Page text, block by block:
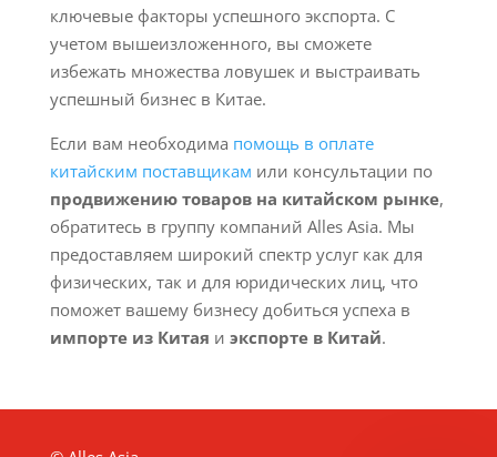
ключевые факторы успешного экспорта. С
учетом вышеизложенного, вы сможете
избежать множества ловушек и выстраивать
успешный бизнес в Китае.
Если вам необходима помощь в оплате
китайским поставщикам или консультации по
продвижению товаров на китайском рынке,
обратитесь в группу компаний Alles Asia. Мы
предоставляем широкий спектр услуг как для
физических, так и для юридических лиц, что
поможет вашему бизнесу добиться успеха в
импорте из Китая и экспорте в Китай.